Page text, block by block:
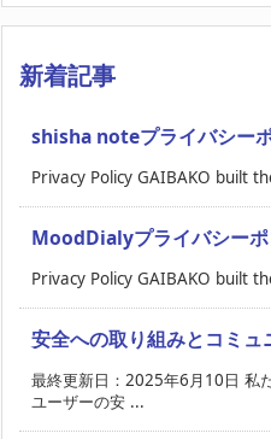
新着記事
shisha noteプライバシー
Privacy Policy GAIBAKO built
MoodDialyプライバシー
Privacy Policy GAIBAKO built
安全への取り組みとコミュ
最終更新日：2025年6月10日 私
ユーザーの安 ...